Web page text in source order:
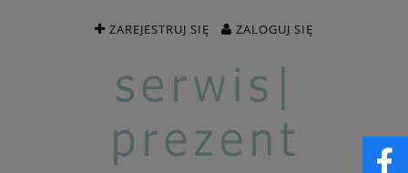
ZAREJESTRUJ SIĘ ZALOGUJ SIĘ